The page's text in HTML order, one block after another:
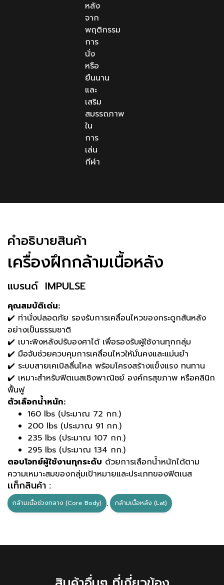
หลัง
จาก
พฤติกรรม
การ
นั่ง
หรือ
ยืนนาน
และ
เสริม
สมรรถภาพ
ใน
การ
เล่น
กีฬา
คําอธิบายสินค้า
เครื่องฝึกกล้ามเนื้อหลัง
แบรนด์ IMPULSE
คุณสมบัติเด่น:
✔️ ท่านั่งปลอดภัย รองรับการเคลื่อนไหวของกระดูกสันหลัง
อย่างเป็นธรรมชาติ
✔️ เบาะพิงหลังปรับองศาได้ เพื่อรองรับผู้ใช้งานทุกกลุ่ม
✔️ มือจับช่วยควบคุมการเคลื่อนไหวให้มั่นคงและแม่นยำ
✔️ ระบบสายเคเบิลลื่นไหล พร้อมโครงสร้างแข็งแรง ทนทาน
✔️ เหมาะสำหรับฟิตเนสเชิงพาณิชย์ องค์กรสุขภาพ หรือคลินิก
ฟื้นฟู
ตัวเลือกน้ำหนัก:
160 lbs (ประมาณ 72 กก.)
200 lbs (ประมาณ 91 กก.)
235 lbs (ประมาณ 107 กก.)
295 lbs (ประมาณ 134 กก.)
ตอบโจทย์ผู้ใช้งานทุกระดับ ด้วยการเลือกน้ำหนักได้ตาม
ความเหมาะสมของกลุ่มเป้าหมายและประเภทของฟิตเนส
เเท็กสินค้า :
กล้ามเนื้อช่วงกลาง (Core Body) , กล้ามเนื้อหลัง (Lat)